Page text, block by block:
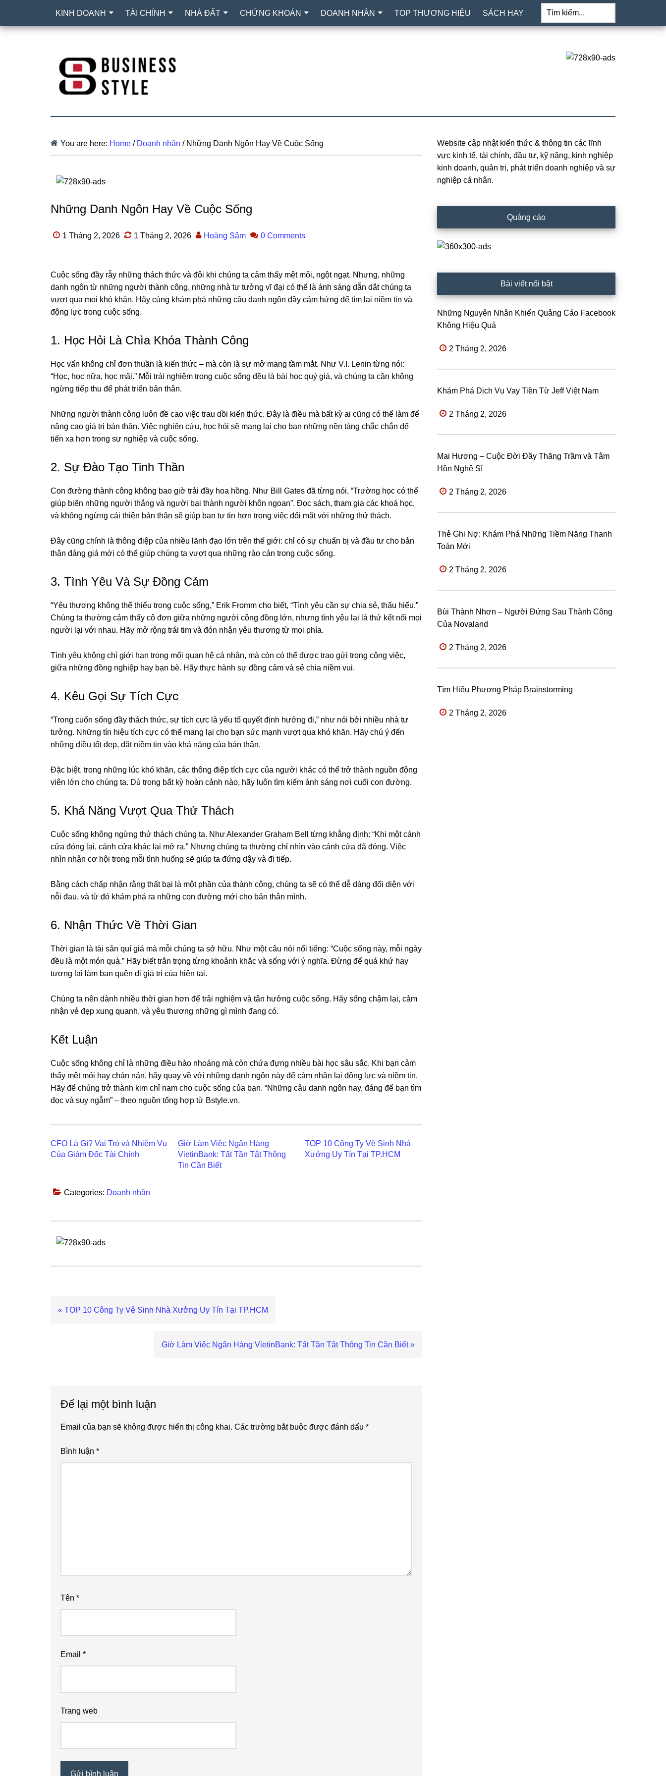
KINH DOANH TÀI CHÍNH NHÀ ĐẤT CHỨNG KHOÁN DOANH NHÂN TOP THƯƠNG HIỆU SÁCH HAY
Tìm
kiếm...
You are here: Home / Doanh nhân /Những Danh Ngôn Hay Về Cuộc Sống
Những Danh Ngôn Hay Về Cuộc Sống
1 Tháng 2, 2026 1 Tháng 2, 2026 Hoàng Sâm 0 Comments
Cuộc sống đầy rẫy những thách thức và đôi khi chúng ta cảm thấy mệt mỏi, ngột ngạt. Nhưng, những
danh ngôn từ những người thành công, những nhà tư tưởng vĩ đại có thể là ánh sáng dẫn dắt chúng ta
vượt qua mọi khó khăn. Hãy cùng khám phá những câu danh ngôn đầy cảm hứng để tìm lại niềm tin và
động lực trong cuộc sống.
1. Học Hỏi Là Chìa Khóa Thành Công
Học vấn không chỉ đơn thuần là kiến thức – mà còn là sự mở mang tầm mắt. Như V.I. Lenin từng nói:
“Học, học nữa, học mãi.” Mỗi trải nghiệm trong cuộc sống đều là bài học quý giá, và chúng ta cần không
ngừng tiếp thu để phát triển bản thân.
Những người thành công luôn đề cao việc trau dồi kiến thức. Đây là điều mà bất kỳ ai cũng có thể làm để
nâng cao giá trị bản thân. Việc nghiên cứu, học hỏi sẽ mang lại cho bạn những nền tảng chắc chắn để
tiến xa hơn trong sự nghiệp và cuộc sống.
2. Sự Đào Tạo Tinh Thần
Con đường thành công không bao giờ trải đầy hoa hồng. Như Bill Gates đã từng nói, “Trường học có thể
giúp biến những người thắng và người bại thành người khôn ngoan”. Đọc sách, tham gia các khoá học,
và không ngừng cải thiện bản thân sẽ giúp bạn tự tin hơn trong việc đối mặt với những thử thách.
Đây cũng chính là thông điệp của nhiều lãnh đạo lớn trên thế giới: chỉ có sự chuẩn bị và đầu tư cho bản
thân đáng giá mới có thể giúp chúng ta vượt qua những rào cản trong cuộc sống.
3. Tình Yêu Và Sự Đồng Cảm
“Yêu thương không thể thiếu trong cuộc sống,” Erik Fromm cho biết, “Tình yêu cần sự chia sẻ, thấu hiểu.”
Chúng ta thường cảm thấy cô đơn giữa những người cộng đồng lớn, nhưng tình yêu lại là thứ kết nối mọi
người lại với nhau. Hãy mở rộng trái tim và đón nhận yêu thương từ mọi phía.
Tình yêu không chỉ giới hạn trong mối quan hệ cá nhân, mà còn có thể được trao gửi trong công việc,
giữa những đồng nghiệp hay bạn bè. Hãy thực hành sự đồng cảm và sẻ chia niềm vui.
4. Kêu Gọi Sự Tích Cực
“Trong cuốn sống đầy thách thức, sự tích cực là yếu tố quyết định hướng đi,” như nói bởi nhiều nhà tư
tưởng. Những tín hiệu tích cực có thể mang lại cho bạn sức mạnh vượt qua khó khăn. Hãy chú ý đến
những điều tốt đẹp, đặt niềm tin vào khả năng của bản thân.
Đặc biệt, trong những lúc khó khăn, các thông điệp tích cực của người khác có thể trở thành nguồn động
viên lớn cho chúng ta. Dù trong bất kỳ hoàn cảnh nào, hãy luôn tìm kiếm ánh sáng nơi cuối con đường.
5. Khả Năng Vượt Qua Thử Thách
Cuộc sống không ngừng thử thách chúng ta. Như Alexander Graham Bell từng khẳng định: “Khi một cánh
cửa đóng lại, cánh cửa khác lại mở ra.” Nhưng chúng ta thường chỉ nhìn vào cánh cửa đã đóng. Việc
nhìn nhận cơ hội trong mỗi tình huống sẽ giúp ta đứng dậy và đi tiếp.
Bằng cách chấp nhận rằng thất bại là một phần của thành công, chúng ta sẽ có thể dễ dàng đối diện với
nỗi đau, và từ đó khám phá ra những con đường mới cho bản thân mình.
6. Nhận Thức Về Thời Gian
Thời gian là tài sản quí giá mà mỗi chúng ta sở hữu. Như một câu nói nổi tiếng: “Cuộc sống này, mỗi ngày
đều là một món quà.” Hãy biết trân trọng từng khoảnh khắc và sống với ý nghĩa. Đừng để quá khứ hay
tương lai làm bạn quên đi giá trị của hiện tại.
Chúng ta nên dành nhiều thời gian hơn để trải nghiệm và tận hưởng cuộc sống. Hãy sống chậm lại, cảm
nhận vẻ đẹp xung quanh, và yêu thương những gì mình đang có.
Kết Luận
Cuộc sống không chỉ là những điều hào nhoáng mà còn chứa đựng nhiều bài học sâu sắc. Khi bạn cảm
thấy mệt mỏi hay chán nản, hãy quay về với những danh ngôn này để cảm nhận lại động lực và niềm tin.
Hãy để chúng trở thành kim chỉ nam cho cuộc sống của bạn. “Những câu danh ngôn hay, đáng để bạn tìm
đọc và suy ngẫm” – theo nguồn tổng hợp từ Bstyle.vn.
CFO Là Gì? Vai Trò và Nhiệm Vụ
Của Giám Đốc Tài Chính
Giờ Làm Việc Ngân Hàng
VietinBank: Tất Tần Tật Thông
Tin Cần Biết
TOP 10 Công Ty Vệ Sinh Nhà
Xưởng Uy Tín Tại TP.HCM
Categories: Doanh nhân
Previous
« TOP 10 Công Ty Vệ Sinh Nhà Xưởng Uy Tín Tại TP.HCM
Next
Giờ Làm Việc Ngân Hàng VietinBank: Tất Tần Tật Thông Tin Cần Biết »
Để lại một bình luận
Email của bạn sẽ không được hiển thị công khai. Các trường bắt buộc được đánh dấu *
Bình luận *
Tên *
Email *
Trang web
Primary
Sidebar
Website cập nhật kiến thức & thông tin các lĩnh
vực kinh tế, tài chính, đầu tư, kỹ năng, kinh nghiệp
kinh doanh, quản trị, phát triển doanh nghiệp và sự
nghiệp cá nhân.
Quảng cáo
Bài viết nổi bật
Những Nguyên Nhân Khiến Quảng Cáo Facebook
Không Hiệu Quả
2 Tháng 2, 2026
Khám Phá Dịch Vụ Vay Tiền Từ Jeff Việt Nam
2 Tháng 2, 2026
Mai Hương – Cuộc Đời Đầy Thăng Trầm và Tâm
Hồn Nghệ Sĩ
2 Tháng 2, 2026
Thẻ Ghi Nợ: Khám Phá Những Tiềm Năng Thanh
Toán Mới
2 Tháng 2, 2026
Bùi Thành Nhơn – Người Đứng Sau Thành Công
Của Novaland
2 Tháng 2, 2026
Tìm Hiểu Phương Pháp Brainstorming
2 Tháng 2, 2026